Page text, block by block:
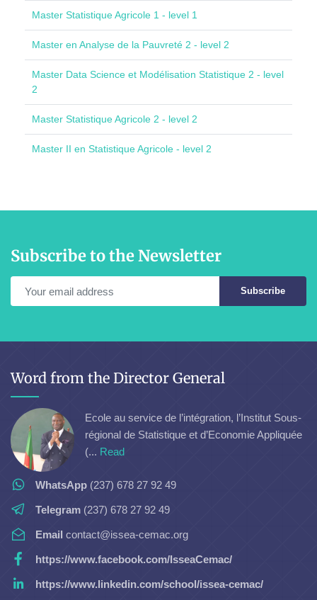
Master Statistique Agricole 1 - level 1
Master en Analyse de la Pauvreté 2 - level 2
Master Data Science et Modélisation Statistique 2 - level
2
Master Statistique Agricole 2 - level 2
Master II en Statistique Agricole - level 2
Subscribe to the Newsletter
Subscribe
Word from the Director General
Ecole au service de l’intégration, l’Institut Sous-
régional de Statistique et d’Economie Appliquée
(... Read
WhatsApp (237) 678 27 92 49
Telegram (237) 678 27 92 49
Email contact@issea-cemac.org
https://www.facebook.com/IsseaCemac/
https://www.linkedin.com/school/issea-cemac/